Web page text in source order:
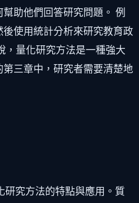
助他們回答研究問題。 例
使用統計分析來研究教育政
，量化研究方法是一種強大
三章中，研究者需要清楚地
研究方法的特點與應用。質